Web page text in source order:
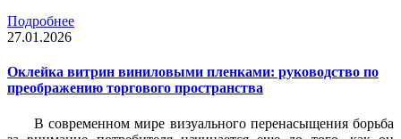
Подробнее
27.01.2026
Оклейка витрин виниловыми пленками: руководство по
преображению торгового пространства
В современном мире визуального перенасыщения борьба